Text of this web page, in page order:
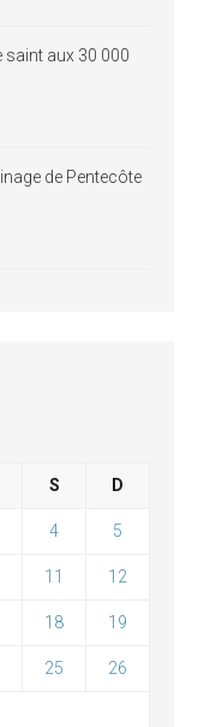
saint aux 30 000
de Pentecôte
S D
4 5
11 12
18 19
25 26